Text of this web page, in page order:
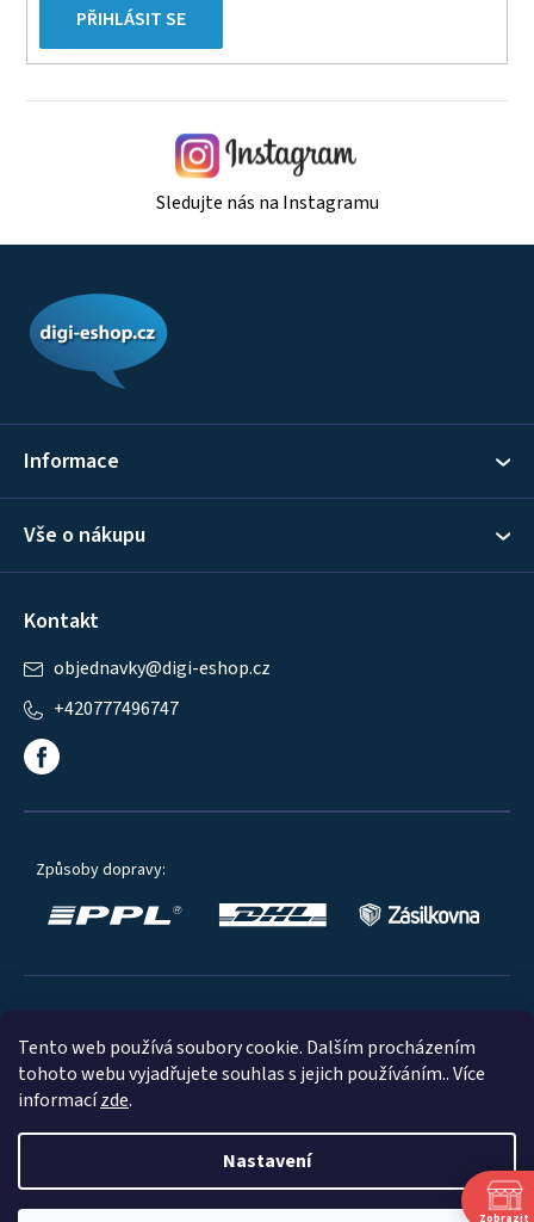
Tento web používá soubory cookie. Dalším procházením
tohoto webu vyjadřujete souhlas s jejich používáním.. Více
informacízde.
Nastavení
PŘIHLÁSIT SE
Sledujte nás na Instagramu
Informace
Vše o nákupu
Kontakt
objednavky@digi-eshop.cz
+420777496747
Způsoby dopravy:
Oblíbené způsoby platby:
© 2023